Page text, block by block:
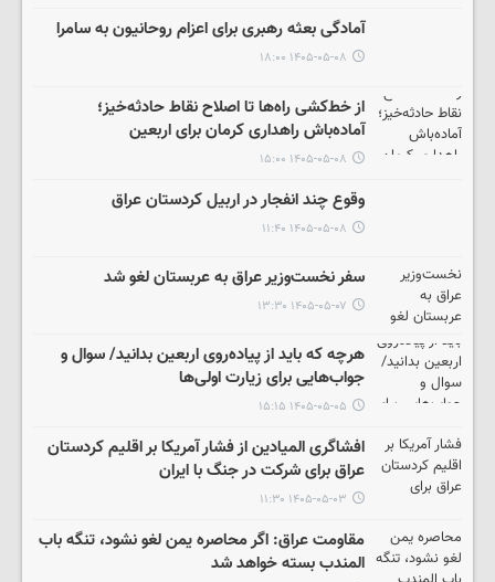
آمادگی بعثه رهبری برای اعزام روحانیون به سامرا
۱۴۰۵-۰۵-۰۸ ۱۸:۰۰
از خط‌کشی راه‌ها تا اصلاح نقاط حادثه‌خیز؛
آماده‌باش راهداری کرمان برای اربعین
۱۴۰۵-۰۵-۰۸ ۱۵:۰۰
وقوع چند انفجار در اربیل کردستان عراق
۱۴۰۵-۰۵-۰۸ ۱۱:۴۰
سفر نخست‌وزیر عراق به عربستان لغو شد
۱۴۰۵-۰۵-۰۷ ۱۳:۳۰
هرچه که باید از پیاده‌روی اربعین بدانید/ سوال و
جواب‌هایی برای زیارت اولی‌ها
۱۴۰۵-۰۵-۰۵ ۱۵:۱۵
افشاگری المیادین از فشار آمریکا بر اقلیم کردستان
عراق برای شرکت در جنگ با ایران
۱۴۰۵-۰۵-۰۳ ۱۱:۳۰
مقاومت عراق: اگر محاصره یمن لغو نشود، تنگه باب
المندب بسته خواهد شد